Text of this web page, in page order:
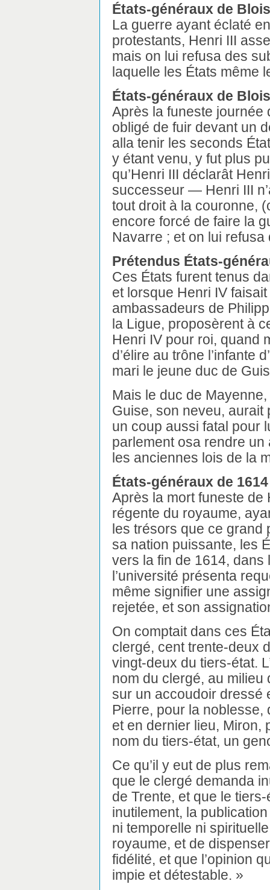
États-généraux de
La guerre ayant éclaté
protestants, Henri III
mais on lui refusa des
laquelle les États même
États-généraux de
Après la funeste journée
obligé de fuir devant un
alla tenir les seconds
y étant venu, y fut plus
qu’Henri III déclarât
successeur — Henri III
tout droit à la couronne,
encore forcé de faire la
Navarre ; et on lui refusa
Prétendus États-
Ces États furent tenus
et lorsque Henri IV
ambassadeurs de
la Ligue, proposèrent à
Henri IV pour roi, quand
d’élire au trône l’infante
mari le jeune duc de
Mais le duc de
Guise, son neveu, aurait
un coup aussi fatal pour
parlement osa rendre
les anciennes lois de la
États-généraux de 1614
Après la mort funeste de
régente du royaume,
les trésors que ce grand
sa nation puissante, les
vers la fin de 1614, dans
l’université présenta
même signifier une
rejetée, et son
On comptait dans ces
clergé, cent trente-deux
vingt-deux du tiers-état.
nom du clergé, au
sur un accoudoir dressé
Pierre, pour la
et en dernier lieu, Miron,
nom du tiers-état, un
Ce qu’il y eut de plus
que le clergé demanda
de Trente, et que le
inutilement, la
ni temporelle ni
royaume, et de
fidélité, et que l’opinion
impie et détestable. »